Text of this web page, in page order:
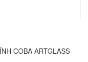
COBA ARTGLASS